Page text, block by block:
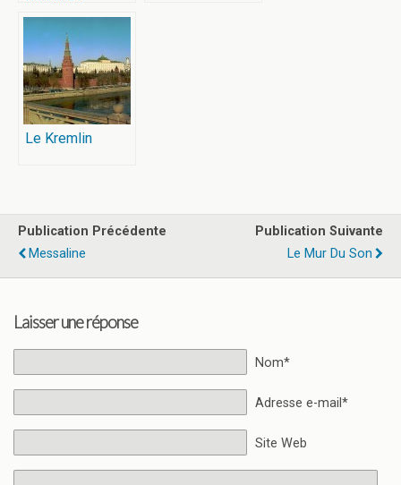
Le Kremlin
Publication Précédente
Messaline
Publication Suivante
Le Mur Du Son
Laisser une réponse
Nom*
Adresse e-mail*
Site Web